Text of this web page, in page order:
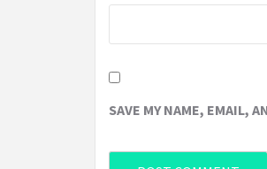
SAVE MY NAME, EMAIL,